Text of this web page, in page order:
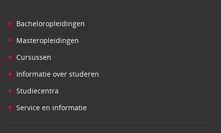
• Bacheloropleidingen
• Masteropleidingen
• Cursussen
• Informatie over studeren
• Studiecentra
• Service en informatie